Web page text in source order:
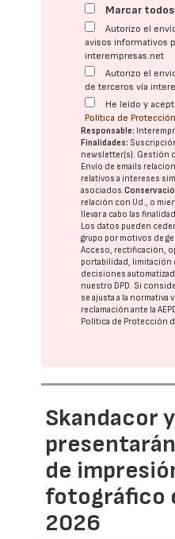
Marcar todos
Autorizo el
avisos informativos
interempresas.net
Autorizo el
de terceros vía
He leído y
Política de
Responsable:
Finalidades:
newsletter(s). Gestión
Envío de emails
relativos a intereses
asociados.
relación con Ud., o
llevar a cabo las
Los datos pueden
grupo por motivos de
Acceso, rectificación,
portabilidad, limitación
decisiones
nuestro DPD. Si
se ajusta a la normativa
reclamación ante la
Política de Protección
Skandacor
de
fotográfico
2026